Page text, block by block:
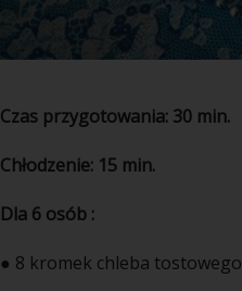
Czas przygotowania: 30 min.
Chłodzenie: 15 min.
Dla 6 osób :
● 8 kromek chleba tostowego